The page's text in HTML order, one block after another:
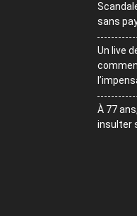
sans
Un live
À 77
insulter